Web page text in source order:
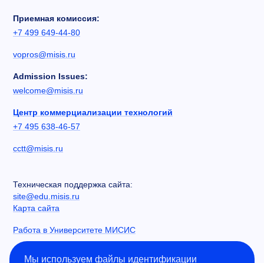
Приемная комиссия:
+7 499 649-44-80
vopros@misis.ru
Admission Issues:
welcome@misis.ru
Центр коммерциализации технологий
+7 495 638-46-57
cctt@misis.ru
Техническая поддержка сайта:
site@edu.misis.ru
Карта сайта
Работа в Университете МИСИС
Сведения об образовательной организации
Мы используем файлы идентификации